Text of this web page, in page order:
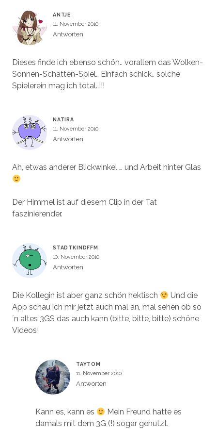
ANTJE
11. November 2010
Antworten
Dieses finde ich ebenso schön.. vorallem das Wolken-
Sonnen-Schatten-Spiel.. Einfach schick.. solche
Spielerein mag ich total..!!!
NATIRA
11. November 2010
Antworten
Ah, etwas anderer Blickwinkel … und Arbeit hinter Glas
Der Himmel ist auf diesem Clip in der Tat
faszinierender.
STADTKINDFFM
10. November 2010
Antworten
Die Kollegin ist aber ganz schön hektisch
Und die
App schau ich mir jetzt auch mal an, mal sehen ob so
´n altes 3GS das auch kann (bitte, bitte, bitte) schöne
Videos!
TAYTOM
11. November 2010
Antworten
Kann es, kann es
Mein Freund hatte es
damals mit dem 3G (!) sogar genutzt.